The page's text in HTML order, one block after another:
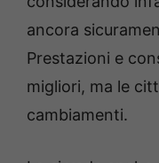
ancora
Prestazioni e
migliori, ma le
cambiamenti.